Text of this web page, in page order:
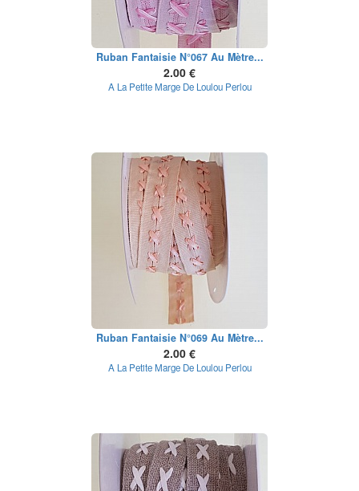
Ruban Fantaisie N°067 Au Mètre...
2.00 €
A La Petite Marge De Loulou Perlou
Ruban Fantaisie N°069 Au Mètre...
2.00 €
A La Petite Marge De Loulou Perlou